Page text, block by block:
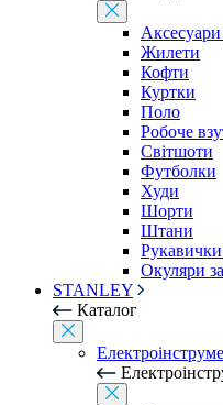
Жилети
Кофти
Куртки
Поло
Робоче
Світшоти
Футболки
Худи
Шорти
Штани
Рукавички
Окуляри
STANLEY
Каталог